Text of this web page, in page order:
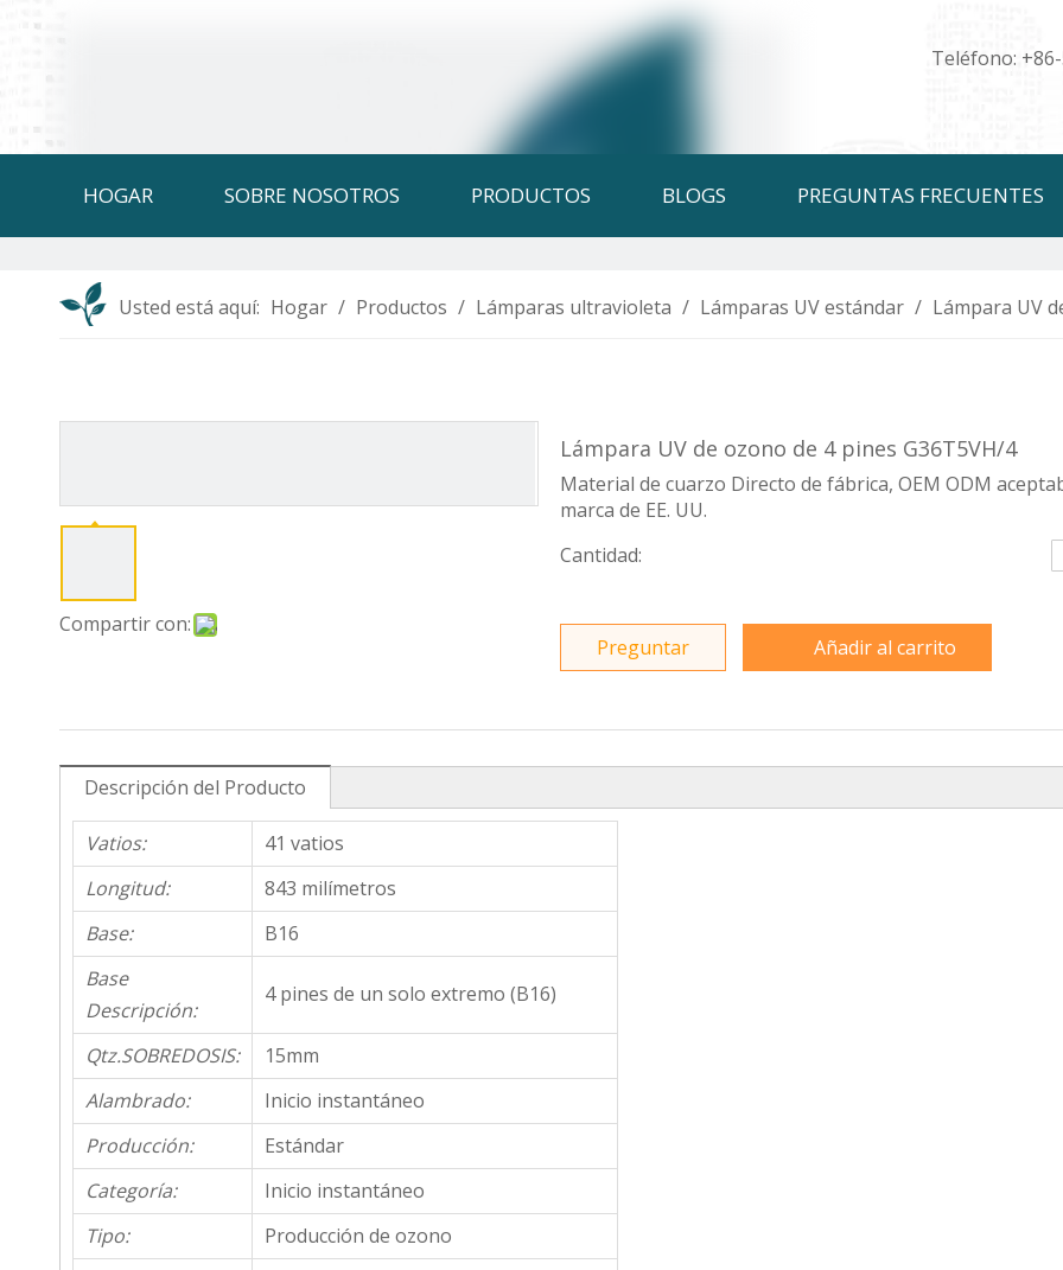
Teléfono:
HOGAR SOBRE NOSOTROS PRODUCTOS BLOGS PREGUNTAS FRECUENTES
Usted está aquí: Hogar / Productos / Lámparas ultravioleta / Lámparas UV estándar / Lámpara UV
Compartir con:
Lámpara UV de ozono de 4 pines G36T5VH/4
Material de cuarzo Directo de fábrica, OEM ODM
marca de EE. UU.
Cantidad:
Preguntar Añadir al carrito
Descripción del Producto
Vatios:
41 vatios
Longitud:
843 milímetros
Base:
B16
Base
Descripción:
4 pines de un solo extremo (B16)
Qtz.SOBREDOSIS:
15mm
Alambrado:
Inicio instantáneo
Producción:
Estándar
Categoría:
Inicio instantáneo
Tipo:
Producción de ozono